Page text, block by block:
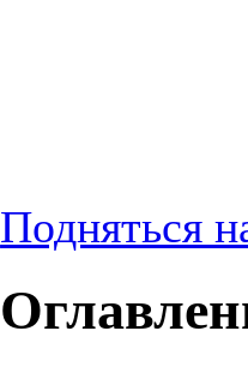
Подняться